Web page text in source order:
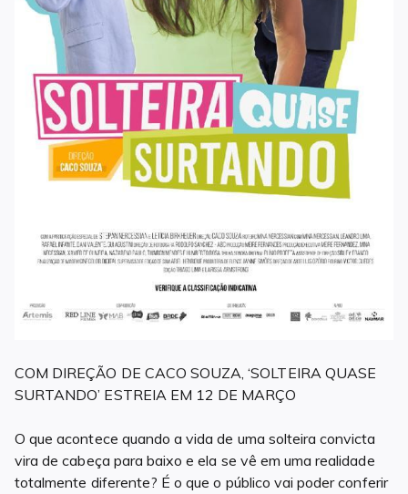
COM DIREÇÃO DE CACO SOUZA, ‘SOLTEIRA QUASE
SURTANDO’ ESTREIA EM 12 DE MARÇO
O que acontece quando a vida de uma solteira convicta
vira de cabeça para baixo e ela se vê em uma realidade
totalmente diferente? É o que o público vai poder conferir